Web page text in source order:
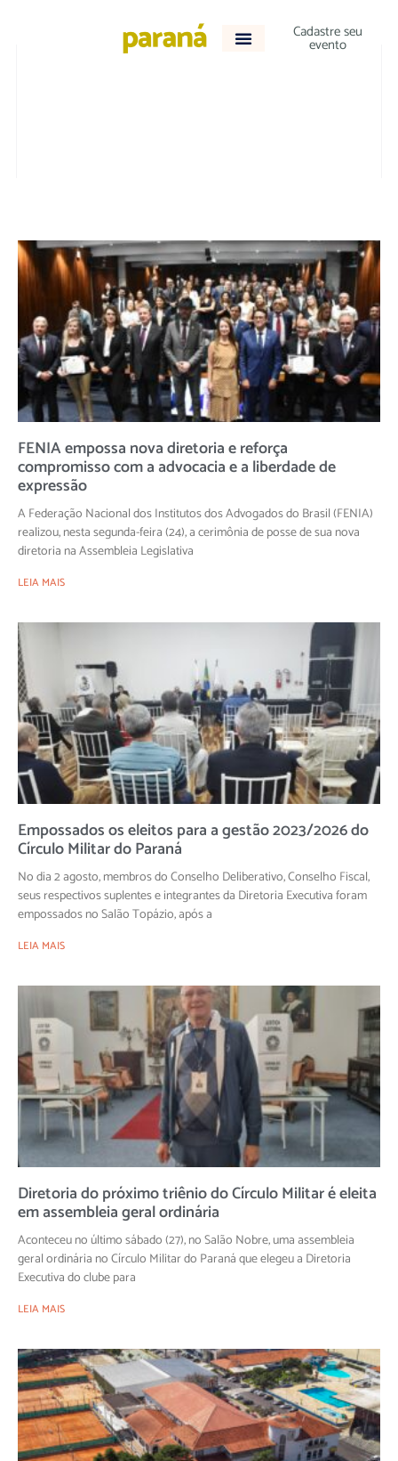
Cadastre seu
evento
FENIA empossa nova diretoria e reforça
compromisso com a advocacia e a liberdade de
expressão
A Federação Nacional dos Institutos dos Advogados do Brasil (FENIA)
realizou, nesta segunda-feira (24), a cerimônia de posse de sua nova
diretoria na Assembleia Legislativa
LEIA MAIS
Empossados os eleitos para a gestão 2023/2026 do
Círculo Militar do Paraná
No dia 2 agosto, membros do Conselho Deliberativo, Conselho Fiscal,
seus respectivos suplentes e integrantes da Diretoria Executiva foram
empossados no Salão Topázio, após a
LEIA MAIS
Diretoria do próximo triênio do Círculo Militar é eleita
em assembleia geral ordinária
Aconteceu no último sábado (27), no Salão Nobre, uma assembleia
geral ordinária no Círculo Militar do Paraná que elegeu a Diretoria
Executiva do clube para
LEIA MAIS